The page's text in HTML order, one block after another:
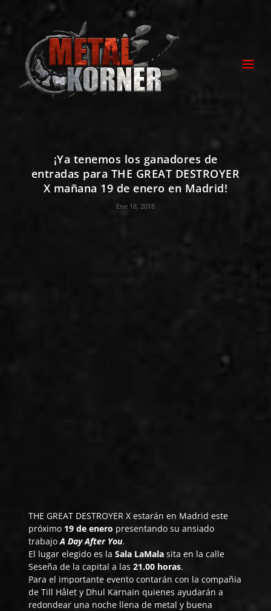
¡Ya tenemos los ganadores de
entradas para THE GREAT DESTROYER
X mañana 19 de enero en Madrid!
Ene 18, 2018
THE GREAT DESTROYER X estarán en Madrid este
próximo 19 de enero presentando su ansiado
trabajoA Day After You.
El lugar elegido es la Sala LaMalasita en la calle
Seseña de la capital a las 21.00 horas.
Para el importante evento contarán con la compañia
deTill Hålet y Dhul Karnain quienes ayudarán a
redondear una noche llena de metal y buena